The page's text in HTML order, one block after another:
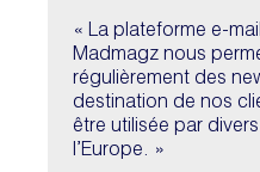
« La plateforme e-
Madmagz nous
régulièrement des
destination de nos
être utilisée par
l’Europe. »